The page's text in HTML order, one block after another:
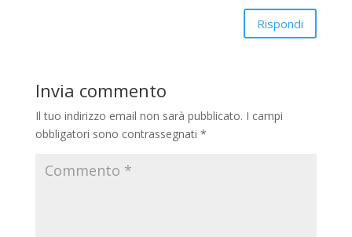
Rispondi
Invia commento
Il tuo indirizzo email non sarà pubblicato. I campi
obbligatori sono contrassegnati *